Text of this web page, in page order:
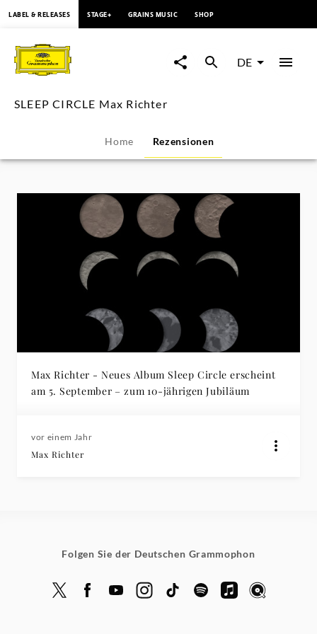
CIRCLE
Max
-
Rezensionen
Deutsche
Grammophon
LABEL & RELEASES STAGE+ GRAINS MUSIC SHOP
DE
SLEEP CIRCLE Max Richter
Home Rezensionen
Max Richter - Neues Album Sleep Circle erscheint
am 5. September – zum 10-jährigen Jubiläum
vor einem Jahr
Max Richter
Folgen Sie der Deutschen Grammophon